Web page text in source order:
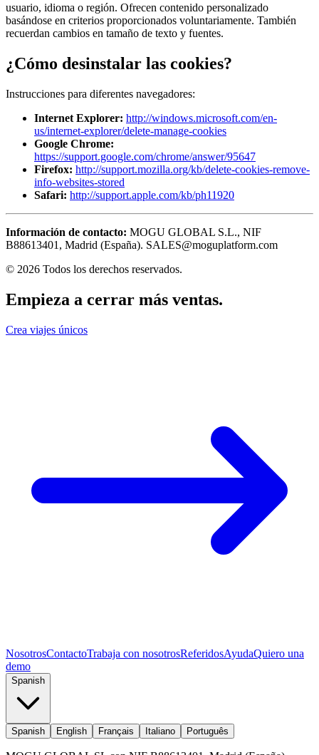
usuario, idioma o región. Ofrecen contenido personalizado
basándose en criterios proporcionados voluntariamente. También
recuerdan cambios en tamaño de texto y fuentes.
¿Cómo desinstalar las cookies?
Instrucciones para diferentes navegadores:
Internet Explorer: http://windows.microsoft.com/en-
us/internet-explorer/delete-manage-cookies
Google Chrome:
https://support.google.com/chrome/answer/95647
Firefox: http://support.mozilla.org/kb/delete-cookies-remove-
info-websites-stored
Safari: http://support.apple.com/kb/ph11920
Información de contacto: MOGU GLOBAL S.L., NIF
B88613401, Madrid (España). SALES@moguplatform.com
© 2026 Todos los derechos reservados.
Empieza a cerrar más ventas.
Crea viajes únicos
NosotrosContactoTrabaja con nosotrosReferidosAyudaQuiero una
demo
Spanish
Spanish English Français Italiano Português